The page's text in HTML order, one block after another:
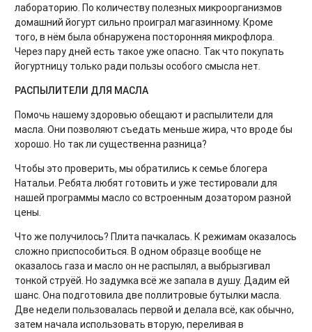
лабораторию. По количеству полезных микроорганизмов
домашний йогурт сильно проиграл магазинному. Кроме
того, в нём была обнаружена посторонняя микрофлора.
Через пару дней есть такое уже опасно. Так что покупать
йогуртницу только ради пользы особого смысла нет.
РАСПЫЛИТЕЛИ ДЛЯ МАСЛА
Помочь нашему здоровью обещают и распылители для
масла. Они позволяют съедать меньше жира, что вроде бы
хорошо. Но так ли существенна разница?
Чтобы это проверить, мы обратились к семье блогера
Натальи. Ребята любят готовить и уже тестировали для
нашей программы масло со встроенным дозатором разной
цены.
Что же получилось? Плита пачкалась. К режимам оказалось
сложно приспособиться. В одном образце вообще не
оказалось газа и масло он не распылял, а выбрызгивал
тонкой струёй. Но задумка всё же запала в душу. Дадим ей
шанс. Она подготовила две поллитровые бутылки масла.
Две недели пользовалась первой и делала всё, как обычно,
затем начала использовать вторую, переливая в